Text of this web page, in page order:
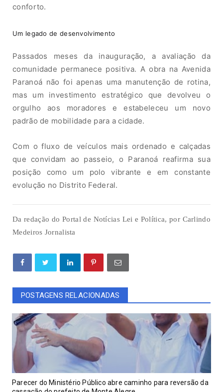
conforto.
Um legado de desenvolvimento
Passados meses da inauguração, a avaliação da
comunidade permanece positiva. A obra na Avenida
Paranoá não foi apenas uma manutenção de rotina,
mas um investimento estratégico que devolveu o
orgulho aos moradores e estabeleceu um novo
padrão de mobilidade para a cidade.
Com o fluxo de veículos mais ordenado e calçadas
que convidam ao passeio, o Paranoá reafirma sua
posição como um polo vibrante e em constante
evolução no Distrito Federal.
Da redação do Portal de Notícias Lei e Política, por Carlindo
Medeiros Jornalista
POSTAGENS RELACIONADAS
Parecer do Ministério Público abre caminho para reversão da